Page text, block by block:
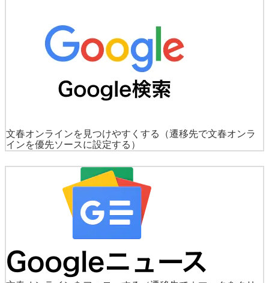
文春オンラインを見つけやすくする
（遷移先で文春オンラ
インを優先ソースに設定する）